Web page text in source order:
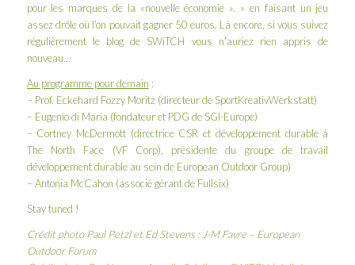
pour les marques de la «nouvelle économie ». » en faisant un jeu
assez drôle où l’on pouvait gagner 50 euros. Là encore, si vous suivez
régulièrement le blog de SWiTCH vous n’auriez rien appris de
nouveau…
Au programme pour demain :
– Prof. Eckehard Fozzy Moritz (directeur de SportKreativWerkstatt)
– Eugenio di Maria (fondateur et PDG de SGI-Europe)
– Cortney McDermott (directrice CSR et développement durable à
The North Face (VF Corp), présidente du groupe de travail
développement durable au sein de European Outdoor Group)
– Antonia McCahon (associé gérant de Fullsix)
Stay tuned !
Crédit photo Paul Petzl et Ed Stevens : J-M Favre– European
Outdoor Forum